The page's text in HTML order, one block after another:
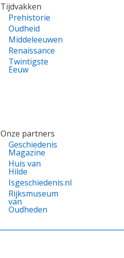
Tijdvakken
Prehistorie
Oudheid
Middeleeuwen
Renaissance
Twintigste
Eeuw
Onze partners
Geschiedenis
Magazine
Huis van
Hilde
Isgeschiedenis.nl
Rijksmuseum
van
Oudheden